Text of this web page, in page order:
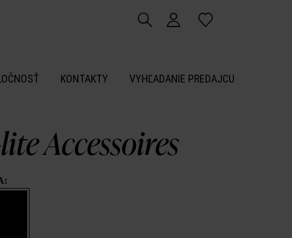
KONTAKTY VYHĽADANIE PREDAJCU
Accessoires